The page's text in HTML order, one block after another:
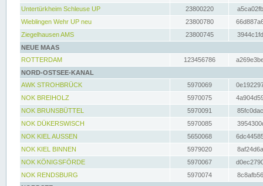
Untertürkheim Schleuse UP
23800220
Wieblingen Wehr UP neu
23800780
Ziegelhausen AMS
23800745
NEUE MAAS
ROTTERDAM
123456786
NORD-OSTSEE-KANAL
AWK STROHBRÜCK
5970069
NOK BREIHOLZ
5970075
NOK BRUNSBÜTTEL
5970091
NOK DÜKERSWISCH
5970085
NOK KIEL AUSSEN
5650068
NOK KIEL BINNEN
5979020
NOK KÖNIGSFÖRDE
5970067
NOK RENDSBURG
5970074